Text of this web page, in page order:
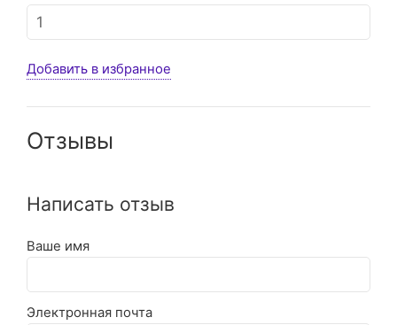
Добавить в избранное
Отзывы
Написать отзыв
Ваше имя
Электронная почта